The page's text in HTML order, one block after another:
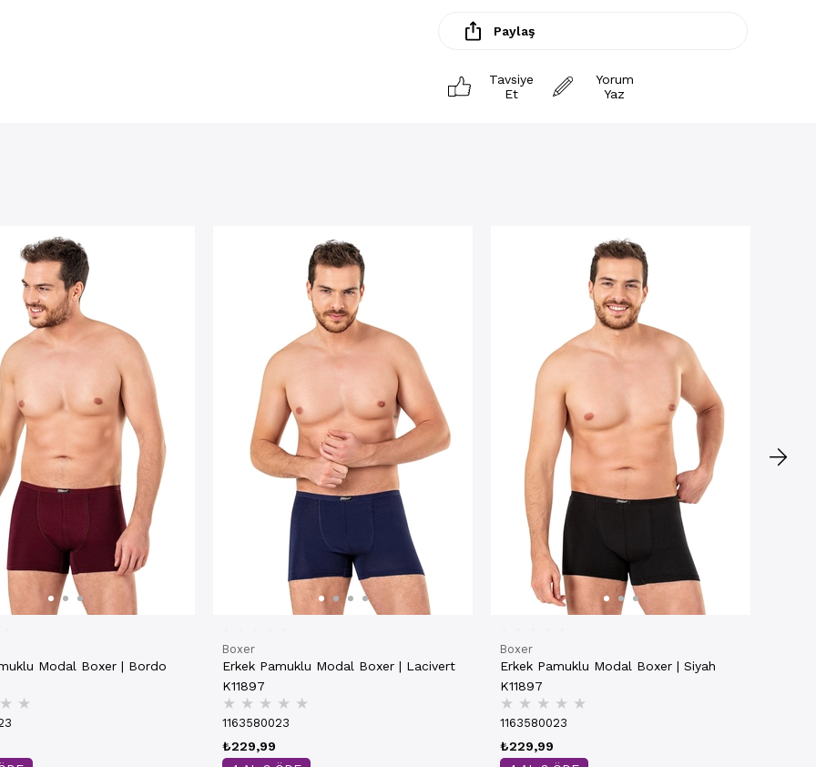
Paylaş
Tavsiye
Et
Yorum
Yaz
Modal Boxer | Bordo
★ ★
Boxer
Erkek Pamuklu Modal Boxer | Lacivert
K11897
★ ★ ★ ★ ★
1163580023
₺229,99
Boxer
Erkek Pamuklu Modal Boxer | Siyah
K11897
★ ★ ★ ★ ★
1163580023
₺229,99